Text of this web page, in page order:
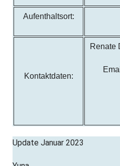
Aufenthaltsort:
Kontaktdaten:
Update Januar 2023